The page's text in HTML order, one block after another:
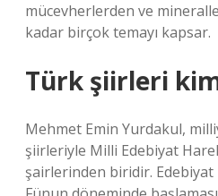
mücevherlerden ve
kadar birçok temayı kapsar.
Türk şiirleri
Mehmet Emin Yurdakul,
şiirleriyle Milli Edebiyat
şairlerinden biridir.